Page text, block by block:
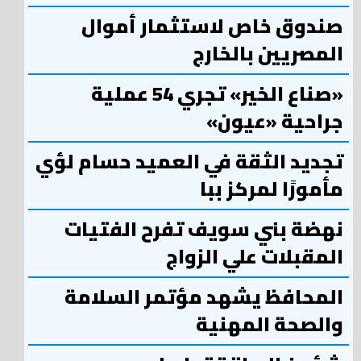
صندوق خاص لاستثمار أموال
المصريين بالخارج
«صناع الخير» تجري 54 عملية
جراحية «عيون»
تجديد الثقة في العميد حسام لؤي
مأمورًا لمركز ببا
نهضة بني سويف تفرح الفتيات
المقبلات علي الزواج
المحافظ يشهد مؤتمر السلامة
والصحة المهنية